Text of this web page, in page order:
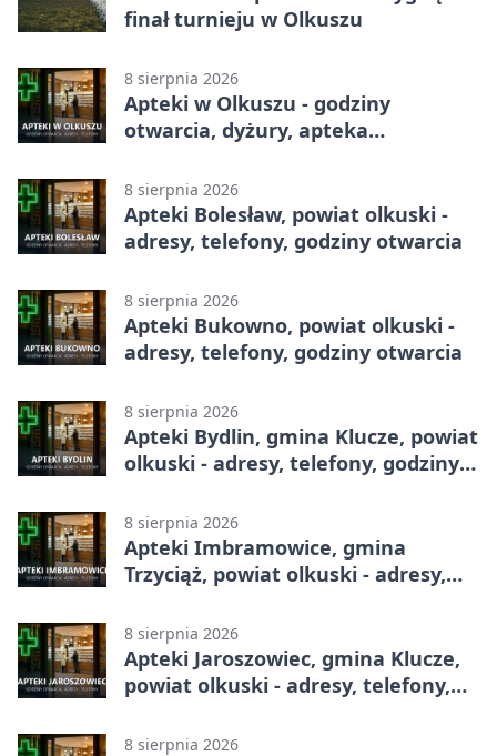
finał turnieju w Olkuszu
8 sierpnia 2026
Apteki w Olkuszu - godziny
otwarcia, dyżury, apteka
8 sierpnia 2026
Apteki Bolesław, powiat olkuski -
adresy, telefony, godziny otwarcia
8 sierpnia 2026
Apteki Bukowno, powiat olkuski -
adresy, telefony, godziny otwarcia
8 sierpnia 2026
Apteki Bydlin, gmina Klucze, powiat
olkuski - adresy, telefony, godziny
8 sierpnia 2026
Apteki Imbramowice, gmina
Trzyciąż, powiat olkuski - adresy,
8 sierpnia 2026
Apteki Jaroszowiec, gmina Klucze,
powiat olkuski - adresy, telefony,
8 sierpnia 2026